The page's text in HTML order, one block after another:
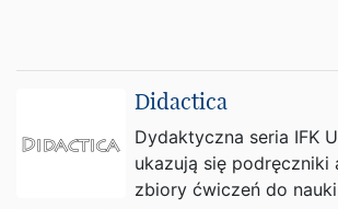
Didactica
Dydaktyczna seria IFK
ukazują się podręczniki
zbiory ćwiczeń do